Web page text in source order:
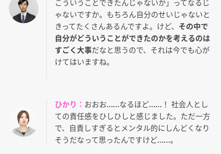
ゃないですか。もちろん自分のせいじゃないと
きってたくさんあるんですよ。けど、 その中で
自分がどういうことができたのかを考えるのは
すごく大事だなと思うので、それは今でも心が
けてはいますね。
ひかり： おおお……なるほど……！ 社会人とし
ての責任感をひしひしと感じました。ただ一方
で、自責しすぎるとメンタル的にしんどくなり
そうだなって思ったんですけど……。